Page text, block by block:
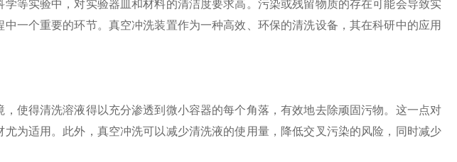
实验中，对实验器皿和材料的清洁度要求高。污染或残留物质的存在可能会导致实
一个重要的环节。真空冲洗装置作为一种高效、环保的清洗设备，其在科研中的应用
使得清洗溶液得以充分渗透到微小容器的每个角落，有效地去除顽固污物。这一点对
为适用。此外，真空冲洗可以减少清洗液的使用量，降低交叉污染的风险，同时减少